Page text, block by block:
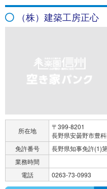
（株）建築工房正心
所在地
〒399-8201
長野県安曇野市豊
免許番号
長野県知事免許(1)
業務時間
電話
0263-73-0993